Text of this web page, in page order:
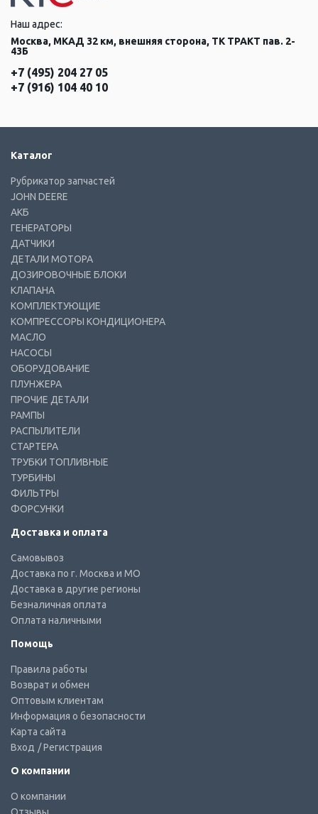
Наш адрес:
Москва, МКАД 32 км, внешняя сторона, ТК ТРАКТ пав. 2-
43Б
+7 (495) 204 27 05
+7 (916) 104 40 10
Каталог
Рубрикатор запчастей
JOHN DEERE
АКБ
ГЕНЕРАТОРЫ
ДАТЧИКИ
ДЕТАЛИ МОТОРА
ДОЗИРОВОЧНЫЕ БЛОКИ
КЛАПАНА
КОМПЛЕКТУЮЩИЕ
КОМПРЕССОРЫ КОНДИЦИОНЕРА
МАСЛО
НАСОСЫ
ОБОРУДОВАНИЕ
ПЛУНЖЕРА
ПРОЧИЕ ДЕТАЛИ
РАМПЫ
РАСПЫЛИТЕЛИ
СТАРТЕРА
ТРУБКИ ТОПЛИВНЫЕ
ТУРБИНЫ
ФИЛЬТРЫ
ФОРСУНКИ
Доставка и оплата
Самовывоз
Доставка по г. Москва и МО
Доставка в другие регионы
Безналичная оплата
Оплата наличными
Помощь
Правила работы
Возврат и обмен
Оптовым клиентам
Информация о безопасности
Карта сайта
Вход / Регистрация
О компании
О компании